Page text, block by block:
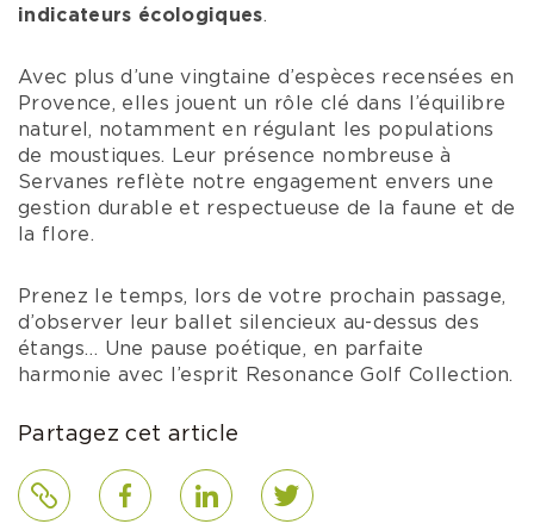
indicateurs écologiques.
Avec plus d’une vingtaine d’espèces recensées en
Provence, elles jouent un rôle clé dans l’équilibre
naturel, notamment en régulant les populations
de moustiques. Leur présence nombreuse à
Servanes reflète notre engagement envers une
gestion durable et respectueuse de la faune et de
la flore.
Prenez le temps, lors de votre prochain passage,
d’observer leur ballet silencieux au-dessus des
étangs… Une pause poétique, en parfaite
harmonie avec l’esprit Resonance Golf Collection.
Partagez cet article
Lien FacebookLinkedIn Twitter